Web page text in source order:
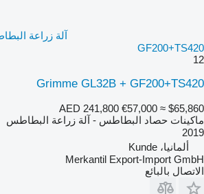
GF200+TS420
12
Grimme GL32B + GF200+TS420
AED 241,800 €57,000 ≈ $65,860
ماكينات حصاد البطاطس - آلة زراعة البطاطس
2019
ألمانيا، Kunde
Merkantil Export-Import GmbH
الاتصال بالبائع